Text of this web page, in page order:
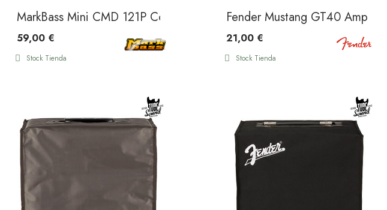
MarkBass Mini CMD 121P Cover
59,00 €
Stock Tienda
Fender Mustang GT40 Amp
21,00 €
Stock Tienda